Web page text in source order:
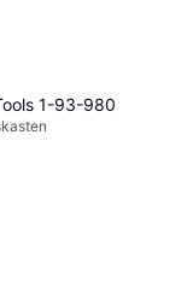
1-93-980